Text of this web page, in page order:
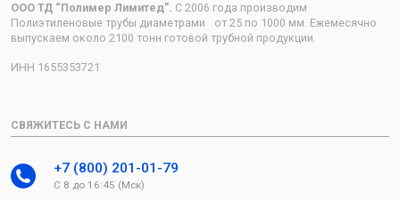
ООО ТД “Полимер Лимитед”. С 2006 года производим
Полиэтиленовые трубы диаметрами от 25 по 1000 мм. Ежемесячно
выпускаем около 2100 тонн готовой трубной продукции.
ИНН 1655353721
СВЯЖИТЕСЬ С НАМИ
+7 (800) 201-01-79
С 8 до 16:45 (Мск)